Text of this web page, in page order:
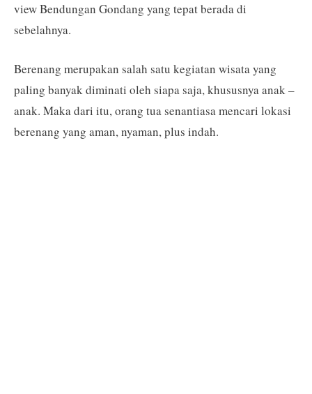
view Bendungan Gondang yang tepat berada di
sebelahnya.
Berenang merupakan salah satu kegiatan wisata yang
paling banyak diminati oleh siapa saja, khususnya anak –
anak. Maka dari itu, orang tua senantiasa mencari lokasi
berenang yang aman, nyaman, plus indah.